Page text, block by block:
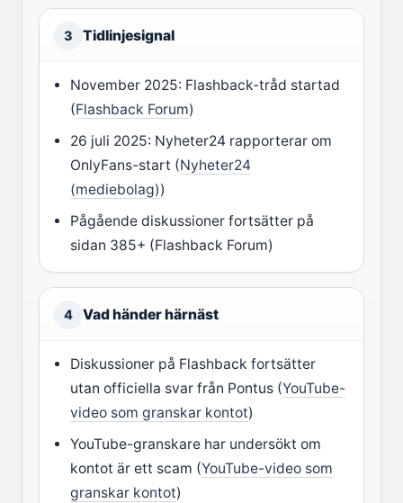
3 Tidlinjesignal
November 2025: Flashback-tråd startad
(Flashback Forum)
26 juli 2025: Nyheter24 rapporterar om
OnlyFans-start (Nyheter24
(mediebolag))
Pågående diskussioner fortsätter på
sidan 385+ (Flashback Forum)
4 Vad händer härnäst
Diskussioner på Flashback fortsätter
utan officiella svar från Pontus (YouTube-
video som granskar kontot)
YouTube-granskare har undersökt om
kontot är ett scam (YouTube-video som
granskar kontot)